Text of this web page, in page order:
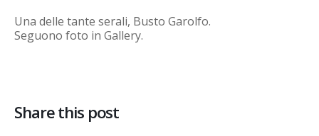
Una delle tante serali, Busto Garolfo.
Seguono foto in Gallery.
Share this post